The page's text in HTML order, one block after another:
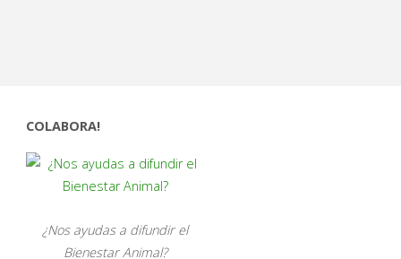
COLABORA!
¿Nos ayudas a difundir el
Bienestar Animal?